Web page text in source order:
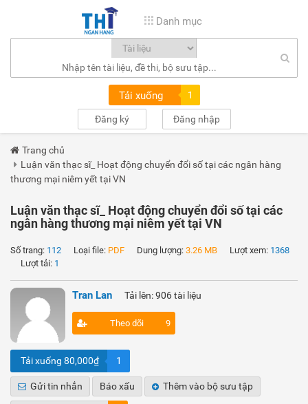
Danh mục
Tải xuống 1
Đăng ký Đăng nhập
Trang chủ
Luận văn thạc sĩ_ Hoạt động chuyển đổi số tại các ngân hàng
thương mại niêm yết tại VN
Luận văn thạc sĩ_ Hoạt động chuyển đổi số tại các
ngân hàng thương mại niêm yết tại VN
Số trang: 112 Loại file: PDF Dung lượng: 3.26 MB Lượt xem: 1368
Lượt tải: 1
Tran Lan Tải lên: 906 tài liệu
Theo dõi 9
Tải xuống 80,000₫ 1
Gửi tin nhắn Báo xấu Thêm vào bộ sưu tập